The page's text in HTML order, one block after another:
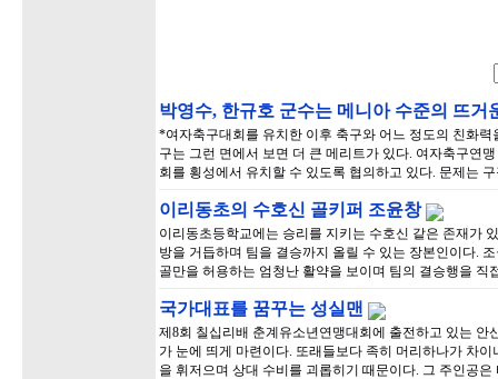
박영수, 한규호 군수는 메니아 수준의 뜨거
*여자축구대회를 유치한 이후 축구와 어느 정도의 친화
구는 그런 면에서 보면 더 큰 메리트가 있다. 여자축구연
회를 횡성에서 유치할 수 있도록 협의하고 있다. 문제는
이리동초의 수호신 골키퍼 조윤창
이리동초등학교에는 승리를 지키는 수호신 같은 존재가
방을 거듭하며 팀을 결승까지 올릴 수 있는 장본인이다.
골만을 허용하는 엄청난 활약을 보이며 팀의 결승행을
국가대표를 꿈꾸는 성실맨
제8회 칠십리배 춘계유소년연맹대회에 출전하고 있는
가 눈에 띄게 마련이다. 또래들보다 족히 머리하나가 차
을 휘저으며 상대 수비를 괴롭히기 때문이다. 그 주인공